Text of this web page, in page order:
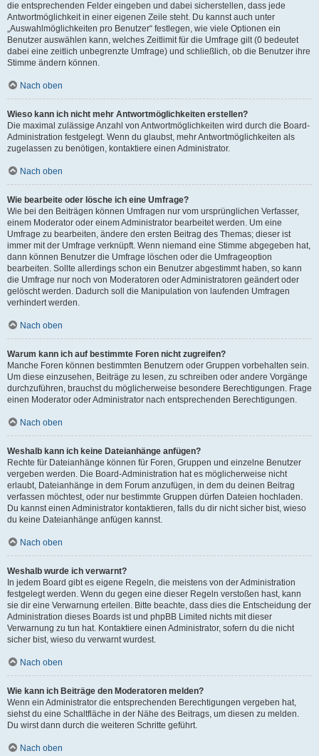
die entsprechenden Felder eingeben und dabei sicherstellen, dass jede
Antwortmöglichkeit in einer eigenen Zeile steht. Du kannst auch unter
„Auswahlmöglichkeiten pro Benutzer“ festlegen, wie viele Optionen ein
Benutzer auswählen kann, welches Zeitlimit für die Umfrage gilt (0 bedeutet
dabei eine zeitlich unbegrenzte Umfrage) und schließlich, ob die Benutzer ihre
Stimme ändern können.
Nach oben
Wieso kann ich nicht mehr Antwortmöglichkeiten erstellen?
Die maximal zulässige Anzahl von Antwortmöglichkeiten wird durch die Board-
Administration festgelegt. Wenn du glaubst, mehr Antwortmöglichkeiten als
zugelassen zu benötigen, kontaktiere einen Administrator.
Nach oben
Wie bearbeite oder lösche ich eine Umfrage?
Wie bei den Beiträgen können Umfragen nur vom ursprünglichen Verfasser,
einem Moderator oder einem Administrator bearbeitet werden. Um eine
Umfrage zu bearbeiten, ändere den ersten Beitrag des Themas; dieser ist
immer mit der Umfrage verknüpft. Wenn niemand eine Stimme abgegeben hat,
dann können Benutzer die Umfrage löschen oder die Umfrageoption
bearbeiten. Sollte allerdings schon ein Benutzer abgestimmt haben, so kann
die Umfrage nur noch von Moderatoren oder Administratoren geändert oder
gelöscht werden. Dadurch soll die Manipulation von laufenden Umfragen
verhindert werden.
Nach oben
Warum kann ich auf bestimmte Foren nicht zugreifen?
Manche Foren können bestimmten Benutzern oder Gruppen vorbehalten sein.
Um diese einzusehen, Beiträge zu lesen, zu schreiben oder andere Vorgänge
durchzuführen, brauchst du möglicherweise besondere Berechtigungen. Frage
einen Moderator oder Administrator nach entsprechenden Berechtigungen.
Nach oben
Weshalb kann ich keine Dateianhänge anfügen?
Rechte für Dateianhänge können für Foren, Gruppen und einzelne Benutzer
vergeben werden. Die Board-Administration hat es möglicherweise nicht
erlaubt, Dateianhänge in dem Forum anzufügen, in dem du deinen Beitrag
verfassen möchtest, oder nur bestimmte Gruppen dürfen Dateien hochladen.
Du kannst einen Administrator kontaktieren, falls du dir nicht sicher bist, wieso
du keine Dateianhänge anfügen kannst.
Nach oben
Weshalb wurde ich verwarnt?
In jedem Board gibt es eigene Regeln, die meistens von der Administration
festgelegt werden. Wenn du gegen eine dieser Regeln verstoßen hast, kann
sie dir eine Verwarnung erteilen. Bitte beachte, dass dies die Entscheidung der
Administration dieses Boards ist und phpBB Limited nichts mit dieser
Verwarnung zu tun hat. Kontaktiere einen Administrator, sofern du die nicht
sicher bist, wieso du verwarnt wurdest.
Nach oben
Wie kann ich Beiträge den Moderatoren melden?
Wenn ein Administrator die entsprechenden Berechtigungen vergeben hat,
siehst du eine Schaltfläche in der Nähe des Beitrags, um diesen zu melden.
Du wirst dann durch die weiteren Schritte geführt.
Nach oben